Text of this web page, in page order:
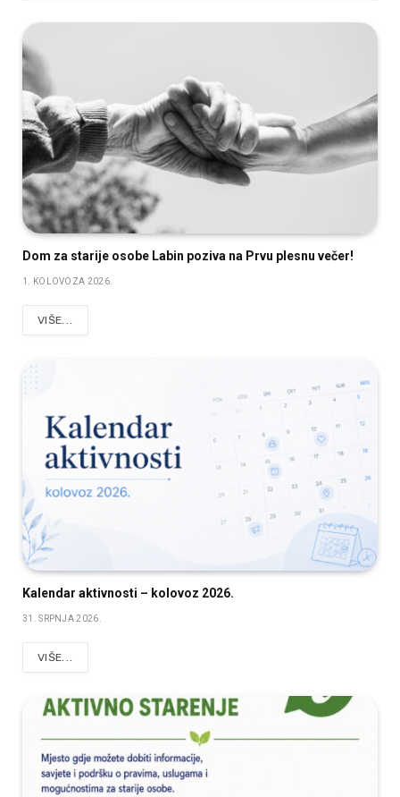
Dom za starije osobe Labin poziva na Prvu plesnu večer!
1. KOLOVOZA 2026.
VIŠE...
Kalendar aktivnosti – kolovoz 2026.
31. SRPNJA 2026.
VIŠE...